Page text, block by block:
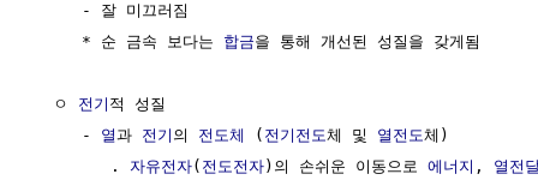
     - 잘 미끄러짐
     * 순 금속 보다는
합금을 통해 개선된 성질을 갖게됨
  ㅇ
전기 적 성질
     -
열과 전기 의 전도체 ( 전기전도체 및 열전도체)
        .
자유전자( 전도전자)의 손쉬운 이동으로 에너지 , 열전